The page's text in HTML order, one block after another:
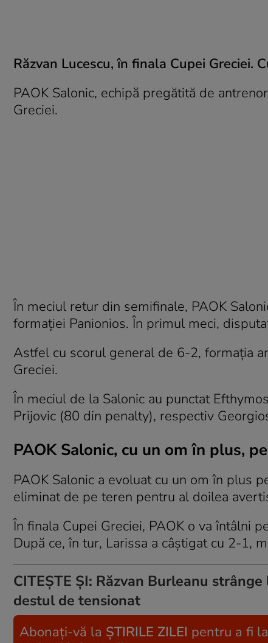
Răzvan Lucescu, în finala Cupei Greciei.
PAOK Salonic, echipă pregătită de
Greciei.
În meciul retur din semifinale, PAOK
formației Panionios. În primul meci,
Astfel cu scorul general de 6-2, formația
Greciei.
În meciul de la Salonic au punctat
Prijovic (80 din penalty), respectiv
PAOK Salonic, cu un om în plus,
PAOK Salonic a evoluat cu un om în plus
eliminat de pe teren pentru al doilea
În finala Cupei Greciei, PAOK o va întâlni
După ce, în tur, Larissa a câștigat cu 2-1,
CITEȘTE ȘI: Răzvan Burleanu
destul de tensionat
Abonați-vă la ȘTIRILE ZILEI pentru a fi